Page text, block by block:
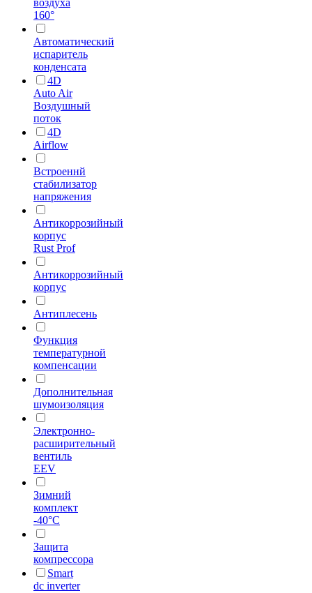
воздуха
160°
Автоматический
испаритель
конденсата
4D
Auto Air
Воздушный
поток
4D
Airflow
Встроеннй
стабилизатор
напряжения
Антикоррозийный
корпус
Rust Prof
Антикоррозийный
корпус
Антиплесень
Функция
температурной
компенсации
Дополнительная
шумоизоляция
Электронно-
расширительный
вентиль
EEV
Зимний
комплект
-40°С
Защита
компрессора
Smart
dc inverter